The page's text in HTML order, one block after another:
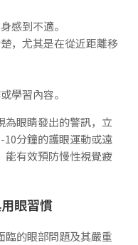
感到不適。
，尤其是在從近距離移
學習內容。
為眼睛發出的警訊，立
分鐘的護眼運動或遠
能有效預防慢性視覺疲
眼習慣
臨的眼部問題及其嚴重